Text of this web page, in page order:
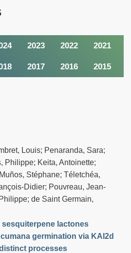
2023 2022 2021
2017 2016 2015
Louis; Penaranda, Sara;
Philippe; Keita, Antoinette;
Stéphane; Téletchéa,
Didier; Pouvreau, Jean-
de Saint Germain,
lactones
germination via KAI2d
processes